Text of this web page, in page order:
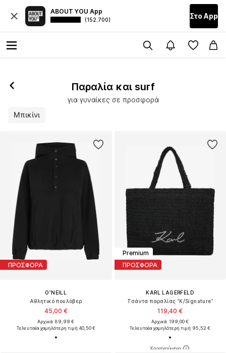
ABOUT YOU App
(152.700) Στο Αpp
Παραλία και surf
για γυναίκες σε προσφορά
Μπικίνι
ΠΡΟΣΦΟΡΑ
O'NEILL
Αθλητικό πουλόβερ
45,00 €
Αρχικά: 89,99 €
Τελευταία χαμηλότερη τιμή:40,50 €
Premium
ΠΡΟΣΦΟΡΑ
KARL LAGERFELD
Τσάντα παραλίας 'K/Signature'
119,40 €
Αρχικά: 199,00 €
Τελευταία χαμηλότερη τιμή:95,52 €